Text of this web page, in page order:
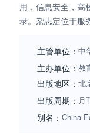
用，信息安全，高
录。杂志定位于服
主管单位： 中
主办单位： 教
出版地区： 北
出版周期： 月
别名： China